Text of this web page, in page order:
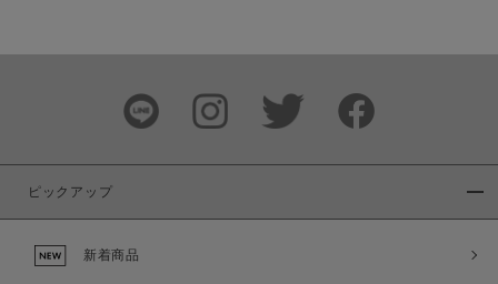
ピックアップ
新着商品